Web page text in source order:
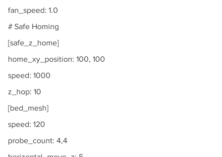
fan_speed: 1.0
# Safe Homing
[safe_z_home]
home_xy_position: 100, 100
speed: 1000
z_hop: 10
[bed_mesh]
speed: 120
probe_count: 4,4